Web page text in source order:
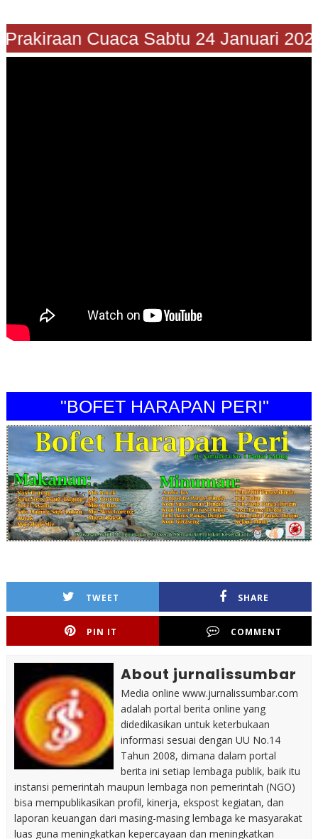
Cuaca Sabtu 24 Januari 2026"
"BOFET HARAPAN PERI"
TWEET SHARE
PIN IT COMMENT
About jurnalissumbar
Media online www.jurnalissumbar.com
adalah portal berita online yang
didedikasikan untuk keterbukaan
informasi sesuai dengan UU No.14
Tahun 2008, dimana dalam portal
berita ini setiap lembaga publik, baik itu
instansi pemerintah maupun lembaga non pemerintah (NGO)
bisa mempublikasikan profil, kinerja, ekspost kegiatan, dan
laporan keuangan dari masing-masing lembaga ke masyarakat
luas guna meningkatkan kepercayaan dan meningkatkan